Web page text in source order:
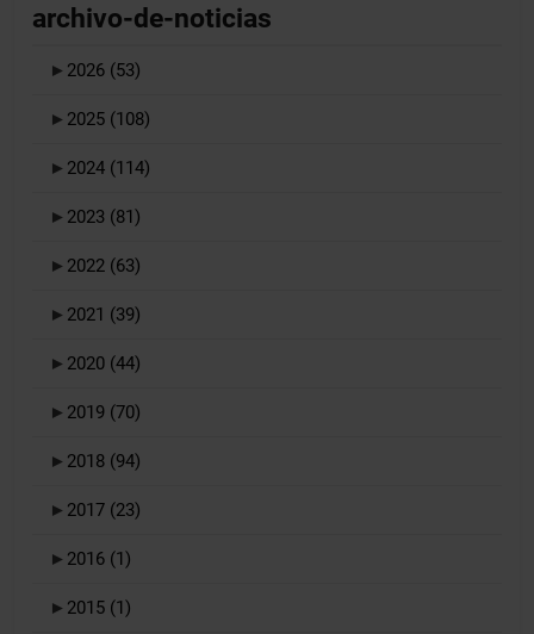
archivo-de-noticias
► 2026 (53)
► 2025 (108)
► 2024 (114)
► 2023 (81)
► 2022 (63)
► 2021 (39)
► 2020 (44)
► 2019 (70)
► 2018 (94)
► 2017 (23)
► 2016 (1)
► 2015 (1)